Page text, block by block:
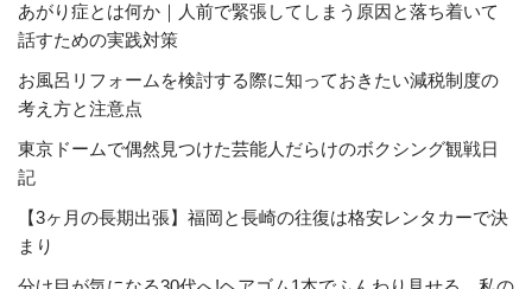
あがり症とは何か｜人前で緊張してしまう原因と落ち着いて
話すための実践対策
お風呂リフォームを検討する際に知っておきたい減税制度の
考え方と注意点
東京ドームで偶然見つけた芸能人だらけのボクシング観戦日
記
【3ヶ月の長期出張】福岡と長崎の往復は格安レンタカーで決
まり